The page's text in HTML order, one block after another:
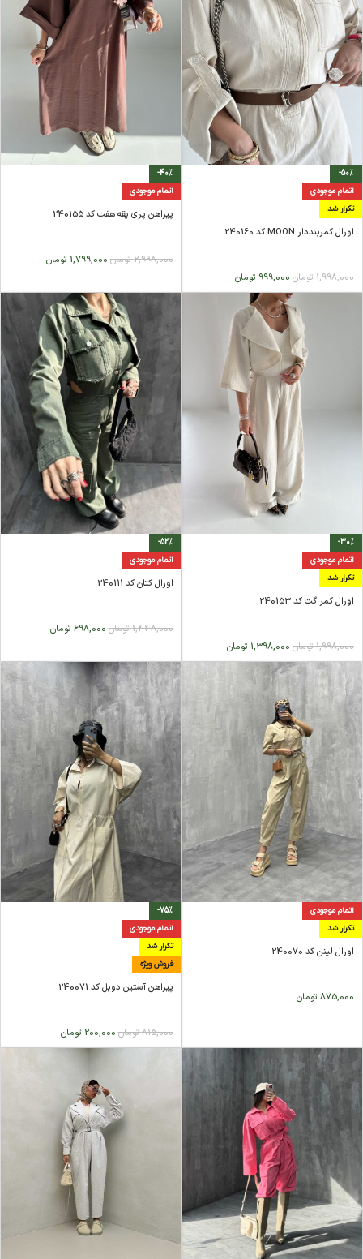
-50%
اتمام موجودی
تکرار شد
اورال کمربنددار MOON کد 240160
1,998,000تومان 999,000 تومان
-40%
اتمام موجودی
پیراهن پری یقه هفت کد 240155
2,998,000تومان 1,799,000 تومان
-30%
اتمام موجودی
تکرار شد
اورال کمر گت کد 240153
1,998,000تومان 1,398,000 تومان
-52%
اتمام موجودی
اورال کتان کد 240111
1,448,000تومان 698,000 تومان
اتمام موجودی
تکرار شد
اورال لینن کد 240070
875,000 تومان
-75%
اتمام موجودی
تکرار شد
فروش ویژه
پیراهن آستین دوبل کد 240071
815,000تومان 200,000 تومان